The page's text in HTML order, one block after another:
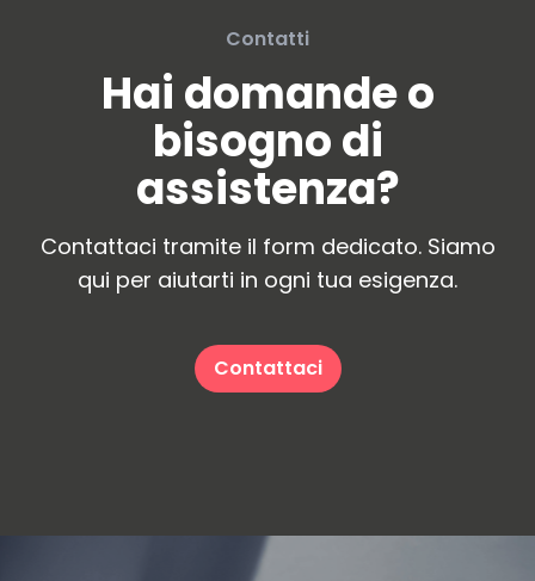
Contatti
Hai domande o
bisogno di
assistenza?
Contattaci tramite il form dedicato. Siamo
qui per aiutarti in ogni tua esigenza.
Contattaci